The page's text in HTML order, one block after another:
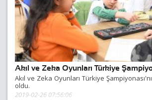
Akıl ve Zeka Oyunları Türkiye
oldu.
2019-02-26 07:56:06